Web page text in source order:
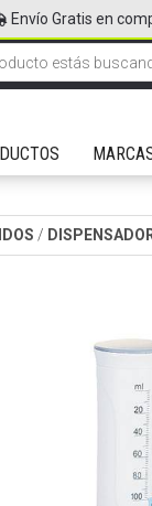
Envío Gratis en
/